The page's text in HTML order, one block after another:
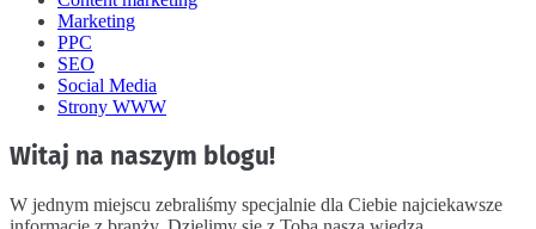
Marketing
PPC
SEO
Social Media
Strony WWW
Witaj na naszym blogu!
W jednym miejscu zebraliśmy specjalnie dla Ciebie najciekawsze